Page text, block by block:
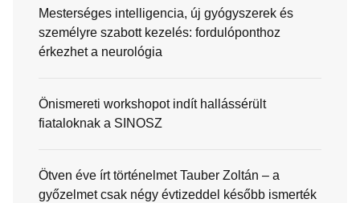
Mesterséges intelligencia, új gyógyszerek és
személyre szabott kezelés: fordulóponthoz
érkezhet a neurológia
Önismereti workshopot indít hallássérült
fiataloknak a SINOSZ
Ötven éve írt történelmet Tauber Zoltán – a
győzelmet csak négy évtizeddel később ismerték